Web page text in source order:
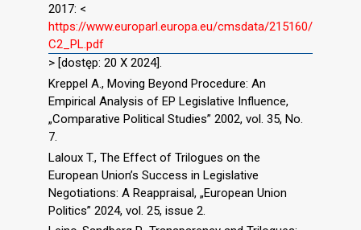
2017: <
https://www.europarl.europa.eu/cmsdata/215160/
C2_PL.pdf
> [dostęp: 20 X 2024].
Kreppel A., Moving Beyond Procedure: An
Empirical Analysis of EP Legislative Influence,
„Comparative Political Studies” 2002, vol. 35, No.
7.
Laloux T., The Effect of Trilogues on the
European Union’s Success in Legislative
Negotiations: A Reappraisal, „European Union
Politics” 2024, vol. 25, issue 2.